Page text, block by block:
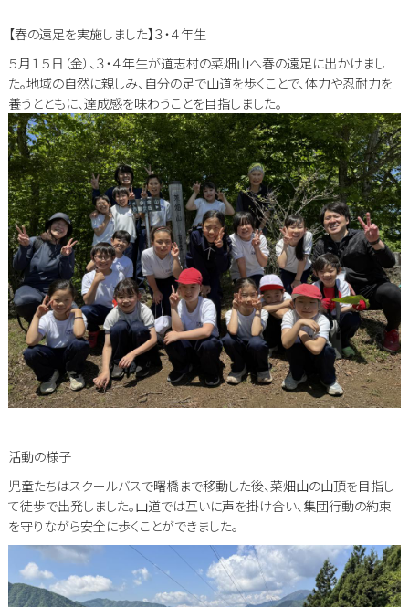
【春の遠足を実施しました】３・４年生
５月１５日（金）、３・４年生が道志村の菜畑山へ春の遠足に出かけまし
た。地域の自然に親しみ、自分の足で山道を歩くことで、体力や忍耐力を
養うとともに、達成感を味わうことを目指しました。
活動の様子
児童たちはスクールバスで曙橋まで移動した後、菜畑山の山頂を目指し
て徒歩で出発しました。山道では互いに声を掛け合い、集団行動の約束
を守りながら安全に歩くことができました。